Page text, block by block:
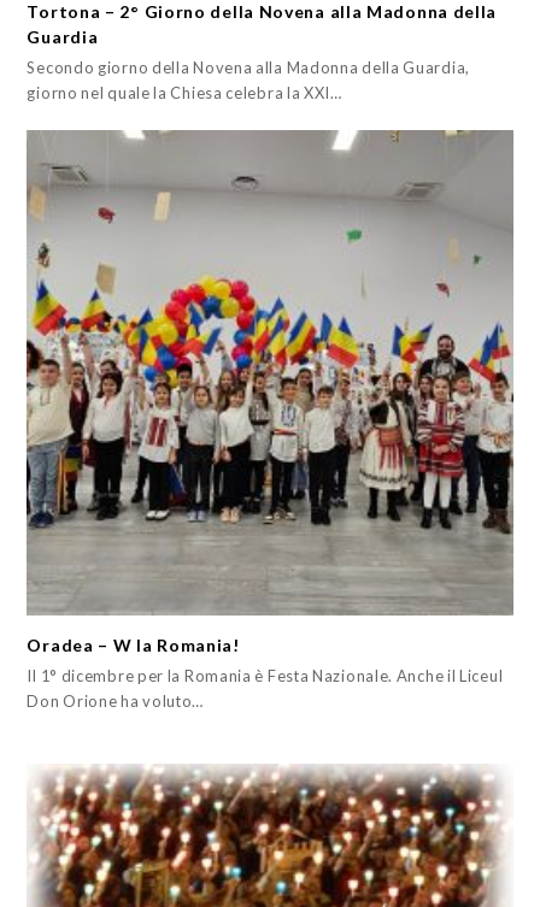
Tortona – 2° Giorno della Novena alla Madonna della
Guardia
Secondo giorno della Novena alla Madonna della Guardia,
giorno nel quale la Chiesa celebra la XXI…
Oradea – W la Romania!
Il 1° dicembre per la Romania è Festa Nazionale. Anche il Liceul
Don Orione ha voluto…